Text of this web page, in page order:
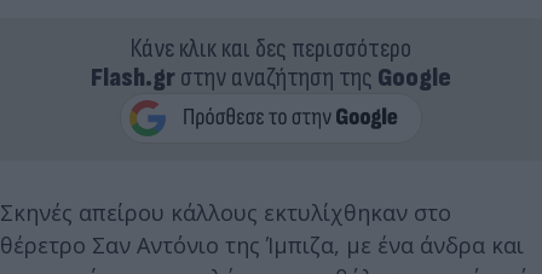
Κάνε κλικ και δες περισσότερο
Flash.grστην αναζήτηση της Google
Σκηνές απείρου κάλλους εκτυλίχθηκαν στο
θέρετρο Σαν Αντόνιο της Ίμπιζα, με ένα άνδρα και